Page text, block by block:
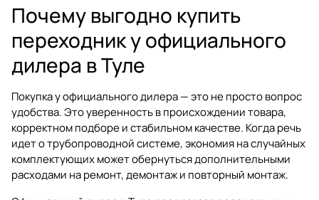
Почему выгодно купить
переходник у официального
дилера в Туле
Покупка у официального дилера — это не просто вопрос
удобства. Это уверенность в происхождении товара,
корректном подборе и стабильном качестве. Когда речь
идет о трубопроводной системе, экономия на случайных
комплектующих может обернуться дополнительными
расходами на ремонт, демонтаж и повторный монтаж.